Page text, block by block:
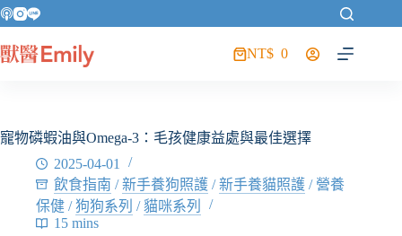
NT$ 0
寵物磷蝦油與Omega-3：毛孩健康益處與最佳選擇
2025-04-01
飲食指南 /新手養狗照護 /新手養貓照護 / 營養
保健 /狗狗系列 / 貓咪系列
15 mins